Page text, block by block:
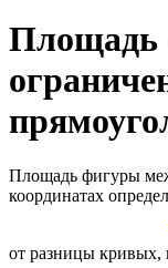
Площадь
Площадь фигуры
координатах
от разницы кривых,